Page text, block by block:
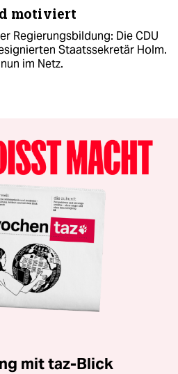
motiviert
Regierungsbildung: Die CDU
Staatssekretär Holm.
im Netz.
mit taz-Blick